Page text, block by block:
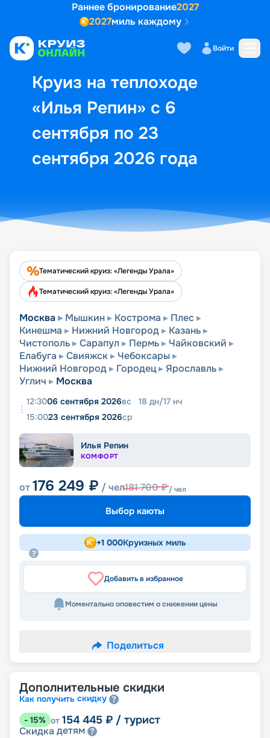
Раннее бронирование2027
2027миль каждому
Войти
Круиз на теплоходе
«Илья Репин» с 6
сентября по 23
сентября 2026 года
Выбор кают Маршрут и
Тематический круиз: «Легенды Урала»
Тематический круиз: «Легенды Урала»
Москва Мышкин Кострома
Плес
Кинешма
Нижний Новгород
Казань
Чистополь
Сарапул Пермь
Чайковский
Елабуга
Свияжск
Чебоксары
Нижний Новгород
Городец
Ярославль
Углич
Москва
12:3006 сентября 2026вс 18 дн/17 нч
15:0023 сентября 2026ср
Илья Репин
КОМФОРТ
от176 249 ₽ / чел181 700₽/ чел
Выбор каюты
+1 000Круизных миль
Добавить в избранное
Моментально оповестим о снижении цены
Поделиться
Дополнительные скидки
Как получить скидку
- 15% от 154 445 ₽ / турист
Скидка детям